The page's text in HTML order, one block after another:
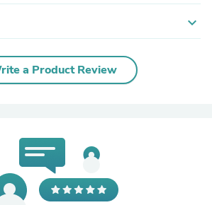
expand_more
a Product Review